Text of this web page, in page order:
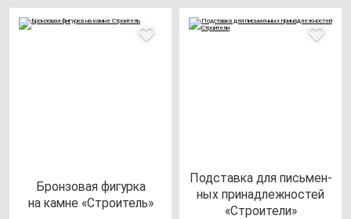
Брон­зо­вая фи­гур­ка
на кам­не «Стро­итель»
Под­став­ка для пись­мен­
ных при­над­леж­нос­тей
«Стро­ите­ли»